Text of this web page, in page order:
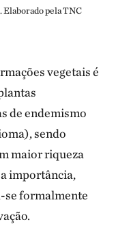
pela TNC
vegetais é
de endemismo
sendo
maior riqueza
importância,
se formalmente